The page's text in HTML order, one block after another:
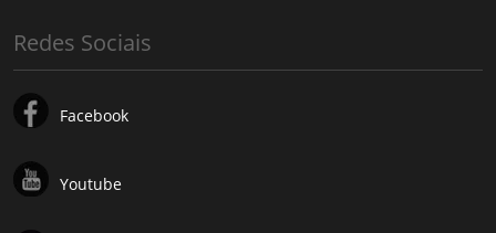
Redes Sociais
Facebook
Youtube